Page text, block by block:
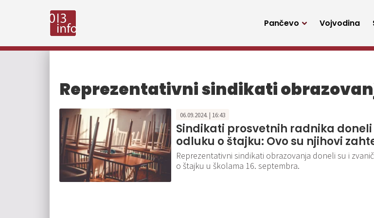
Pančevo Vojvodina
Reprezentativni sindikati
06.09.2024. | 16:43
Sindikati prosvetnih radnika doneli
odluku o štajku: Ovo su njihovi
Reprezentativni sindikati obrazovanja doneli su i
o štajku u školama 16. septembra.